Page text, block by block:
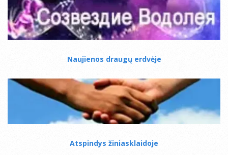
Naujienos draugų erdvėje
Atspindys žiniasklaidoje